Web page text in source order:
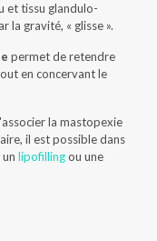
et tissu glandulo-
la gravité, « glisse ».
permet de retendre
en concervant le
la mastopexie
il est possible dans
unlipofillingou une